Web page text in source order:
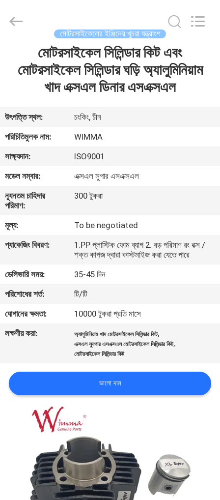
ভিডিও
সম্বন্ধে
কারখানা
গুণমান
খবর
একটি
করুন
সাইটম্যাপ
Parts
মোটরসাইকেলের ইঞ্জিনের খুচরা যন্ত্রাংশ
মোটরসাইকেল সিলিন্ডার কিট এবং
মোটরসাইকেল সিলিন্ডার ঘড়ি অ্যালুমিনিয়াম
খাদ এক্সএল ডিনার এসএক্সএল
উৎপত্তি স্থল:
চংকিং, চীন
পরিচিতিমুলক নাম:
WIMMA
সাক্ষ্যদান:
ISO9001
মডেল নম্বার:
এক্সএল সুপার এসএক্সএল
ন্যূনতম চাহিদার
পরিমাণ:
300 টুকরা
মূল্য:
To be negotiated
প্যাকেজিং বিবরণ:
1.PP প্লাস্টিক ফোম ব্যাগ 2. বড় পরিমাণ রং বক্স /
শক্ত কাগজ দ্বারা কাস্টমাইজ করা যেতে পারে
ডেলিভারি সময়:
35-45 দিন
পরিশোধের শর্ত:
টি/টি
যোগানের ক্ষমতা:
10000 টুকরা প্রতি মাসে
লক্ষণীয় করা:
অ্যালুমিনিয়াম খাদ মোটরসাইকেল সিলিন্ডার কিট,
এক্সএল স্যুপার এসএক্সএল মোটরসাইকেল সিলিন্ডার কিট,
মোটরসাইকেল সিলিন্ডার কিট
ভালো দাম